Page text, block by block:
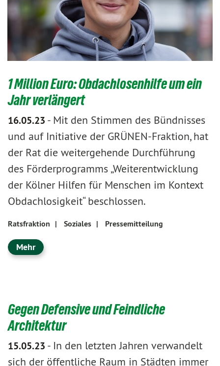
1 Million Euro: Obdachlosenhilfe um ein
Jahr verlängert
16.05.23 - Mit den Stimmen des Bündnisses
und auf Initiative der GRÜNEN-Fraktion, hat
der Rat die weitergehende Durchführung
des Förderprogramms „Weiterentwicklung
der Kölner Hilfen für Menschen im Kontext
Obdachlosigkeit“ beschlossen.
Ratsfraktion | Soziales | Pressemitteilung
Mehr
Gegen Defensive und Feindliche
Architektur
15.05.23 - In den letzten Jahren verwandelt
sich der öffentliche Raum in Städten immer